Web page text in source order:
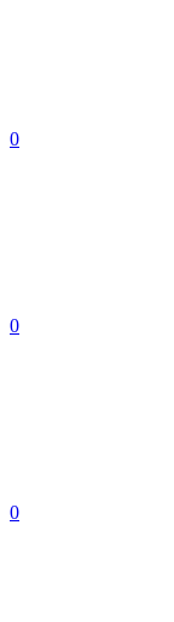
0
0
0